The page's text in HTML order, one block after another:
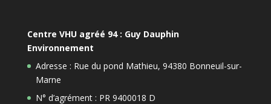
Centre VHU agréé 94 : Guy Dauphin
Environnement
Adresse : Rue du pond Mathieu, 94380 Bonneuil-sur-
Marne
N° d’agrément : PR 9400018 D